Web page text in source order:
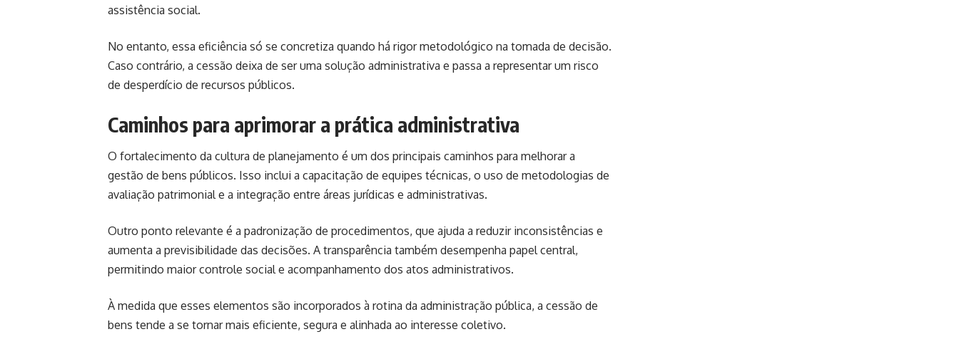
assistência social.
No entanto, essa eficiência só se concretiza quando há rigor metodológico na tomada de decisão.
Caso contrário, a cessão deixa de ser uma solução administrativa e passa a representar um risco
de desperdício de recursos públicos.
Caminhos para aprimorar a prática administrativa
O fortalecimento da cultura de planejamento é um dos principais caminhos para melhorar a
gestão de bens públicos. Isso inclui a capacitação de equipes técnicas, o uso de metodologias de
avaliação patrimonial e a integração entre áreas jurídicas e administrativas.
Outro ponto relevante é a padronização de procedimentos, que ajuda a reduzir inconsistências e
aumenta a previsibilidade das decisões. A transparência também desempenha papel central,
permitindo maior controle social e acompanhamento dos atos administrativos.
À medida que esses elementos são incorporados à rotina da administração pública, a cessão de
bens tende a se tornar mais eficiente, segura e alinhada ao interesse coletivo.